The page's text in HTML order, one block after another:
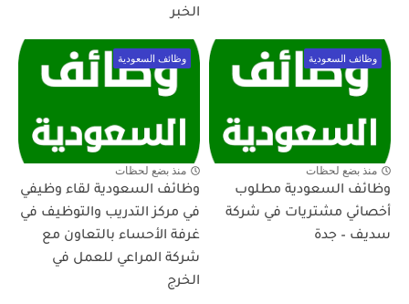
الخبر
وظائف السعودية
منذ بضع لحظات
وظائف السعودية مطلوب
أخصائي مشتريات في شركة
سديف – جدة
وظائف السعودية
منذ بضع لحظات
وظائف السعودية لقاء وظيفي
في مركز التدريب والتوظيف في
غرفة الأحساء بالتعاون مع
شركة المراعي للعمل في
الخرج